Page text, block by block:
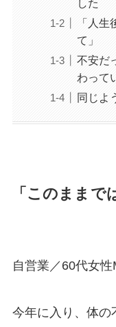
した
「人
て」
不安だ
わって
同じよ
「このままで
自営業／60代女性
今年に入り、体の